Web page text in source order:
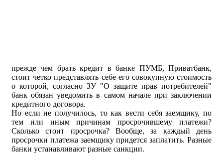
прежде чем брать кредит в банке ПУМБ, Приватбанк,
стоит четко представлять себе его совокупную стоимость
о которой, согласно ЗУ "О защите прав потребителей"
банк обязан уведомить в самом начале при заключении
кредитного договора.
Но если не получилось, то как вести себя заемщику, по
тем или иным причинам просрочившему платежи?
Сколько стоит просрочка? Вообще, за каждый день
просрочки платежа заемщику придется заплатить. Разные
банки устанавливают разные санкции.